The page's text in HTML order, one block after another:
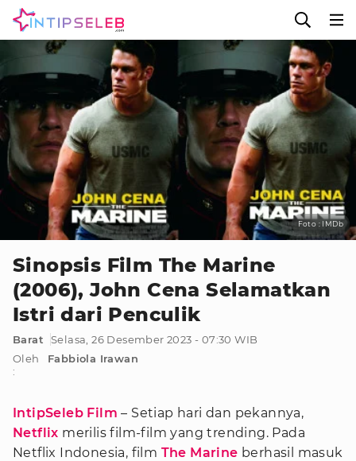
Foto : IMDb
Sinopsis Film The Marine
(2006), John Cena Selamatkan
Istri dari Penculik
Barat
Selasa, 26 Desember 2023 - 07:30 WIB
Oleh
:
Fabbiola Irawan
IntipSeleb Film – Setiap hari dan pekannya,
Netflix merilis film-film yang trending. Pada
Netflix Indonesia, film The Marine berhasil masuk